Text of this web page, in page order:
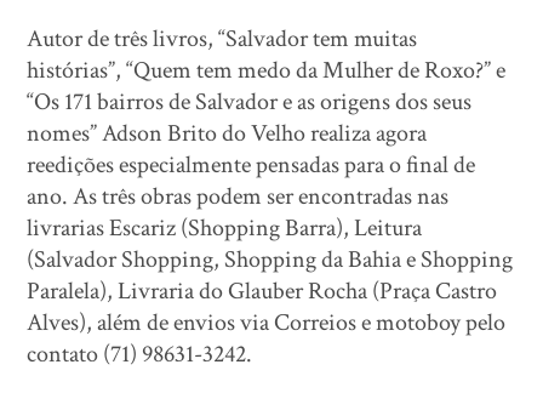
Autor de três livros, “Salvador tem muitas
histórias”, “Quem tem medo da Mulher de Roxo?” e
“Os 171 bairros de Salvador e as origens dos seus
nomes” Adson Brito do Velho realiza agora
reedições especialmente pensadas para o final de
ano. As três obras podem ser encontradas nas
livrarias Escariz (Shopping Barra), Leitura
(Salvador Shopping, Shopping da Bahia e Shopping
Paralela), Livraria do Glauber Rocha (Praça Castro
Alves), além de envios via Correios e motoboy pelo
contato (71) 98631-3242.